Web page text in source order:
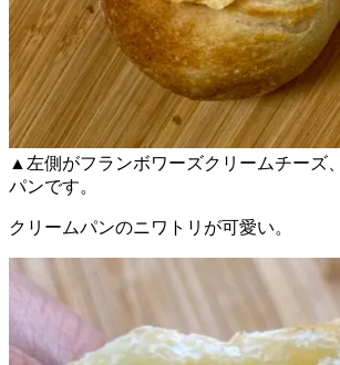
▲左側がフランボワーズクリームチーズ
パンです。
クリームパンのニワトリが可愛い。